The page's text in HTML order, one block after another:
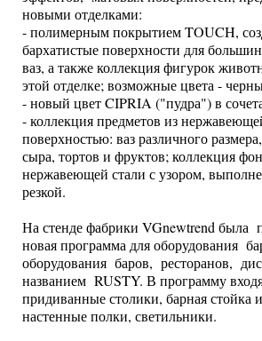
новыми отделками:
- полимерным покрытием TOUCH,
бархатистые поверхности для
ваз, а также коллекция фигурок
этой отделке; возможные цвета -
- новый цвет CIPRIA ("пудра") в
- коллекция предметов из
поверхностью: ваз различного
сыра, тортов и фруктов; коллекция
нержавеющей стали с узором,
резкой.
На стенде фабрики VGnewtrend была
новая программа для оборудования
оборудования баров, ресторанов,
названием RUSTY. В программу
придиванные столики, барная стойка
настенные полки, светильники.